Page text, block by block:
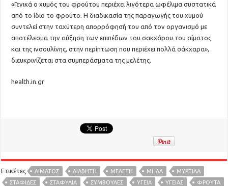
«Γενικά ο χυμός του φρούτου περιέχει λιγότερα ωφέλιμα συστατικά
από το ίδιο το φρούτο. Η διαδικασία της παραγωγής του χυμού
συντελεί στην ταχύτερη απορρόφησή του από τον οργανισμό με
αποτέλεσμα την αύξηση των επιπέδων του σακχάρου του αίματος
και της ινσουλίνης, στην περίπτωση που περιέχει πολλά σάκχαρα»,
διευκρινίζεται στα συμπεράσματα της μελέτης.
health.in.gr
Ετικέτες ΑΊΜΑΤΟΣ ΔΙΑΒΉΤΗ ΜΕΛΈΤΗ ΜΉΛΑ
ΜΎΡΤΙΛΑ
ΣΤΑΦΊΔΕΣ
ΣΤΑΦΎΛΙΑ ΣΥΜΒΟΥΛΕΣ ΥΓΕΙΑ ΥΓΕΊΑΣ
ΦΡΟΥΤΑ